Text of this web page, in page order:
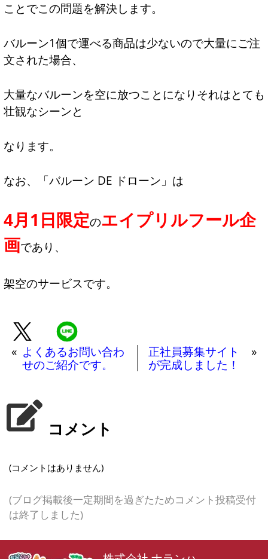
ことでこの問題を解決します。
バルーン1個で運べる商品は少ないので大量にご注
文された場合、
大量なバルーンを空に放つことになりそれはとても
壮観なシーンと
なります。
なお、「バルーン DE ドローン」は
4月1日限定のエイプリルフール企
画であり、
架空のサービスです。
« よくあるお問い合わ
せのご紹介です。
正社員募集サイト
が完成しました！
»
コメント
(コメントはありません)
(ブログ掲載後一定期間を過ぎたためコメント投稿受付
は終了しました)